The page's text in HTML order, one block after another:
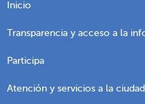
Inicio
Transparencia y acceso a la
Participa
Atención y servicios a la